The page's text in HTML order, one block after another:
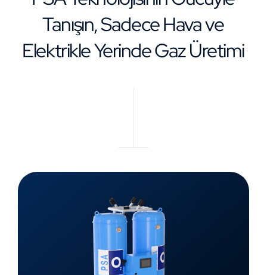
Tanışın, Sadece Hava ve
Elektrikle Yerinde Gaz Üretimi